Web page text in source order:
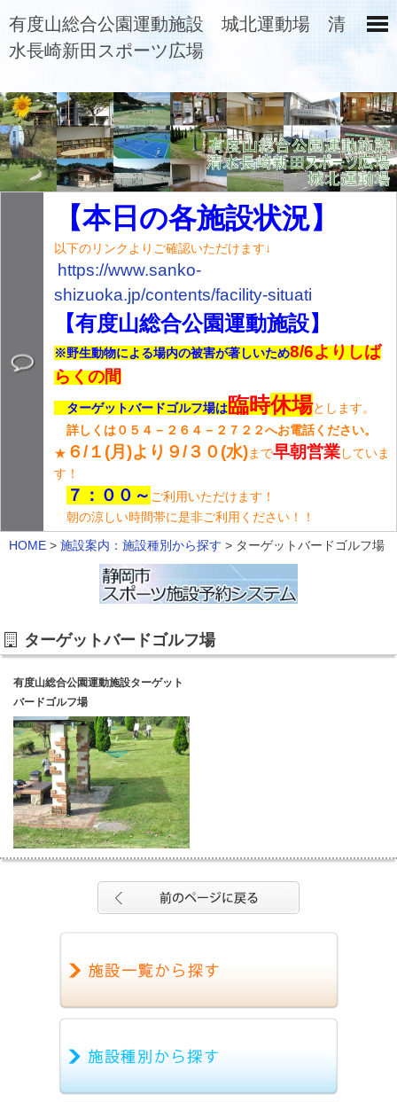
有度山総合公園運動施設 城北運動場 清
水長崎新田スポーツ広場
【本日の各施設状況】
以下のリンクよりご確認いただけます↓
https://www.sanko-
shizuoka.jp/contents/facility-situati
【有度山総合公園運動施設】
※野生動物による場内の被害が著しいため8/6よりしば
らくの間
ターゲットバードゴルフ場は臨時休場とします。
詳しくは０５４－２６４－２７２２へお電話ください。
★ ６/１(月)より９/３０(水)まで早朝営業していま
す！
７：００～ ご利用いただけます！
朝の涼しい時間帯に是非ご利用ください！！
HOME > 施設案内：施設種別から探す > ターゲットバードゴルフ場
ターゲットバードゴルフ場
有度山総合公園運動施設ターゲット
バードゴルフ場